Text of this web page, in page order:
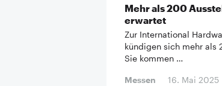
Mehr als 200
erwartet
Zur International
kündigen sich mehr als
Sie kommen …
Messen 16. Mai 2025